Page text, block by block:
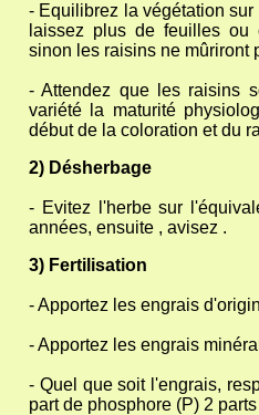
- Equilibrez la végétation
laissez plus de feuilles ou
sinon les raisins ne mûriront
- Attendez que les raisins
variété la maturité
début de la coloration et du
2) Désherbage
- Evitez l'herbe sur
années, ensuite , avisez .
3) Fertilisation
- Apportez les engrais
- Apportez les engrais
- Quel que soit l'engrais,
part de phosphore (P) 2